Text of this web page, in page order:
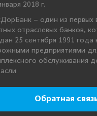
2018 г.
– один из первых
отраслевых банков,
25 сентября 1991 года
предприятиями
обслуживания
Обратная